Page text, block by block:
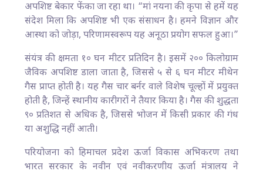
अपशिष्ट बेकार फेंका जा रहा था। “मां नयना की कृपा से हमें यह
संदेश मिला कि अपशिष्ट भी एक संसाधन है। हमने विज्ञान और
आस्था को जोड़ा, परिणामस्वरूप यह अनूठा प्रयोग सफल हुआ।”
संयंत्र की क्षमता १० घन मीटर प्रतिदिन है। इसमें २०० किलोग्राम
जैविक अपशिष्ट डाला जाता है, जिससे ५ से ६ घन मीटर मीथेन
गैस प्राप्त होती है। यह गैस चार बर्नर वाले विशेष चूल्हों में प्रयुक्त
होती है, जिन्हें स्थानीय कारीगरों ने तैयार किया है। गैस की शुद्धता
९० प्रतिशत से अधिक है, जिससे भोजन में किसी प्रकार की गंध
या अशुद्धि नहीं आती।
परियोजना को हिमाचल प्रदेश ऊर्जा विकास अभिकरण तथा
भारत सरकार के नवीन एवं नवीकरणीय ऊर्जा मंत्रालय ने